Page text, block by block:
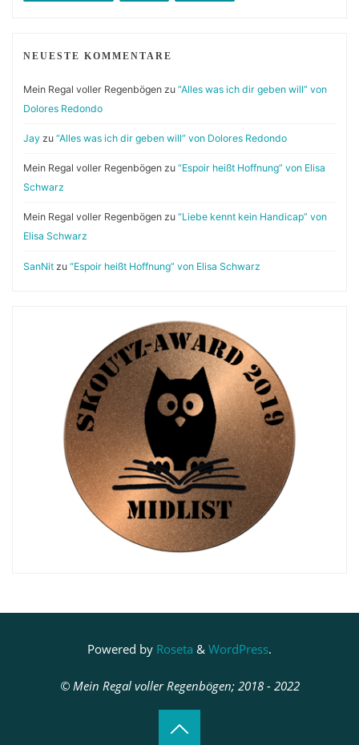
NEUESTE KOMMENTARE
Mein Regal voller Regenbögenzu “Alles was ich dir geben will” von
Dolores Redondo
Jayzu “Alles was ich dir geben will” von Dolores Redondo
Mein Regal voller Regenbögenzu “Espoir heißt Hoffnung” von Elisa
Schwarz
Mein Regal voller Regenbögenzu “Liebe kennt kein Handicap” von
Elisa Schwarz
SanNitzu “Espoir heißt Hoffnung” von Elisa Schwarz
Powered by Roseta & WordPress.
© Mein Regal voller Regenbögen; 2018 - 2022